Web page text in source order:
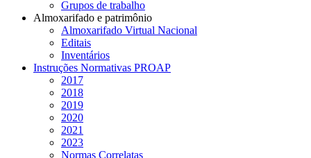
Grupos de trabalho
Almoxarifado e patrimônio
Almoxarifado Virtual Nacional
Editais
Inventários
Instruções Normativas PROAP
2017
2018
2019
2020
2021
2023
Normas Correlatas